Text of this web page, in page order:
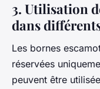
3. Utilisation
dans
Les bornes
réservées
peuvent être